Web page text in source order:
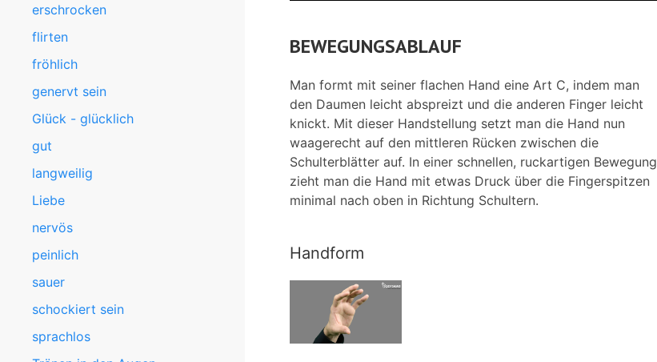
BEWEGUNGSABLAUF
Man formt mit seiner flachen Hand eine Art C, indem man
den Daumen leicht abspreizt und die anderen Finger leicht
knickt. Mit dieser Handstellung setzt man die Hand nun
waagerecht auf den mittleren Rücken zwischen die
Schulterblätter auf. In einer schnellen, ruckartigen Bewegung
zieht man die Hand mit etwas Druck über die Fingerspitzen
minimal nach oben in Richtung Schultern.
Handform
erschrocken
flirten
fröhlich
genervt sein
Glück - glücklich
gut
langweilig
Liebe
nervös
peinlich
sauer
schockiert sein
sprachlos